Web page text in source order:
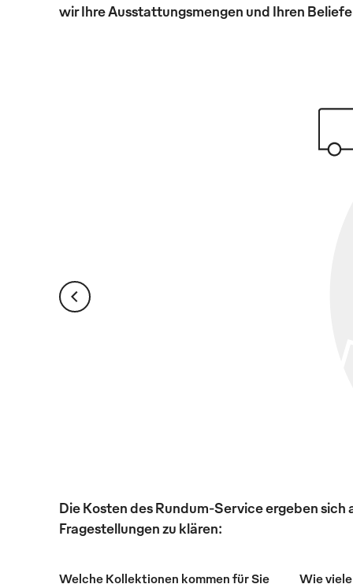
wir Ihre Ausstattungsmengen und Ihren
Die Kosten des Rundum-Service ergeben
Fragestellungen zu klären:
Welche Kollektionen kommen für Sie Wie